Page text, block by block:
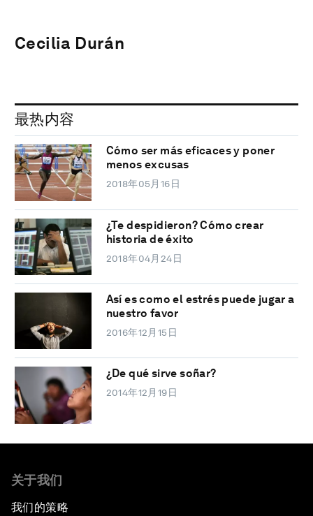
Cecilia Durán
最热内容
Cómo ser más eficaces y poner
menos excusas
2018年05月16日
¿Te despidieron? Cómo crear
historia de éxito
2018年04月24日
Así es como el estrés puede jugar a
nuestro favor
2016年12月15日
¿De qué sirve soñar?
2014年12月19日
关于我们
我们的策略